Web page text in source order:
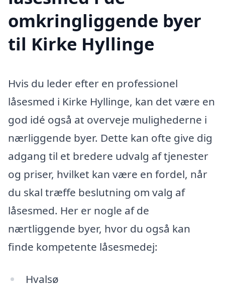
omkringliggende byer
til Kirke Hyllinge
Hvis du leder efter en professionel
låsesmed i Kirke Hyllinge, kan det være en
god idé også at overveje mulighederne i
nærliggende byer. Dette kan ofte give dig
adgang til et bredere udvalg af tjenester
og priser, hvilket kan være en fordel, når
du skal træffe beslutning om valg af
låsesmed. Her er nogle af de
nærtliggende byer, hvor du også kan
finde kompetente låsesmedej:
Hvalsø